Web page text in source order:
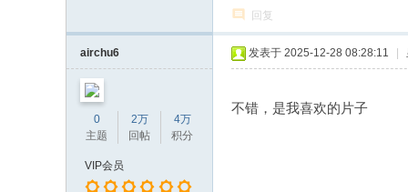
回复
airchu6
0
主题
2万
回帖
4万
积分
VIP会员
发表于 2025-12-28 08:28:11
不错，是我喜欢的片子